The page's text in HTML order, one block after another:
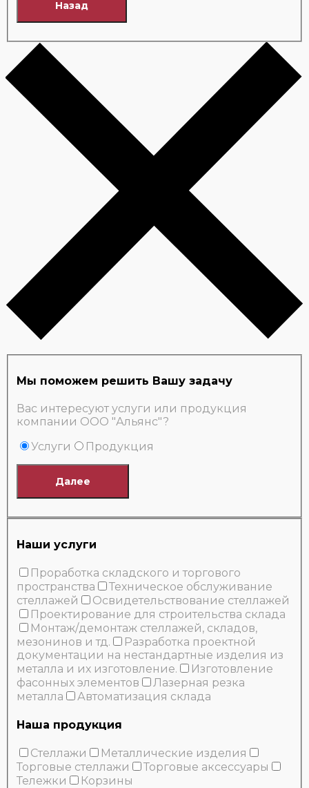
Назад
Мы поможем решить Вашу задачу
Вас интересуют услуги или продукция
компании ООО "Альянс"?
Услуги
Продукция
Далее
Наши услуги
Проработка складского и торгового
пространства
Техническое обслуживание
стеллажей
Освидетельствование стеллажей
Проектирование для строительства склада
Монтаж/демонтаж стеллажей, складов,
мезонинов и тд.
Разработка проектной
документации на нестандартные изделия из
металла и их изготовление.
Изготовление
фасонных элементов
Лазерная резка
металла
Автоматизация склада
Наша продукция
Стеллажи
Металлические изделия
Торговые стеллажи
Торговые аксессуары
Тележки
Корзины